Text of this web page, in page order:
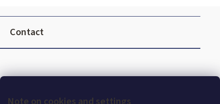
s
F
o
e
Contact